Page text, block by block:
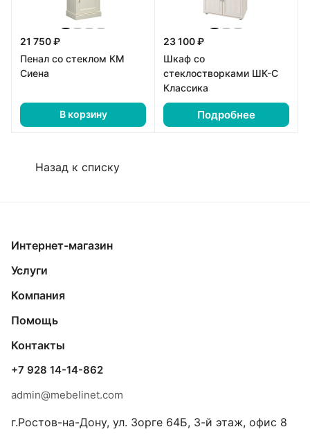
21 750 ₽
Пенал со стеклом КМ
Сиена
В корзину
23 100 ₽
Шкаф со
стеклостворками ШК-С
Классика
Подробнее
Назад к списку
Интернет-магазин
Услуги
Компания
Помощь
Контакты
+7 928 14-14-862
admin@mebelinet.com
г.Ростов-на-Дону, ул. Зорге 64Б, 3-й этаж, офис 8